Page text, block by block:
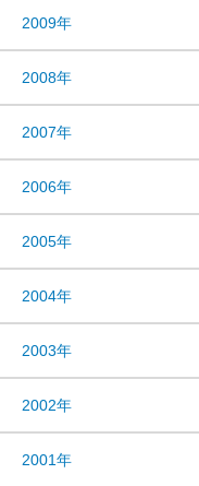
2009年
2008年
2007年
2006年
2005年
2004年
2003年
2002年
2001年